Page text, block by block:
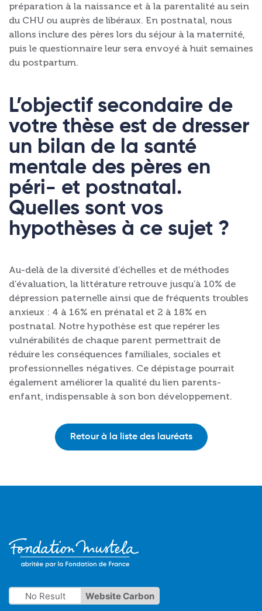
préparation à la naissance et à la parentalité au sein
du CHU ou auprès de libéraux. En postnatal, nous
allons inclure des pères lors du séjour à la maternité,
puis le questionnaire leur sera envoyé à huit semaines
du postpartum.
L’objectif secondaire de
votre thèse est de dresser
un bilan de la santé
mentale des pères en
péri- et postnatal.
Quelles sont vos
hypothèses à ce sujet ?
Au-delà de la diversité d’échelles et de méthodes
d’évaluation, la littérature retrouve jusqu’à 10% de
dépression paternelle ainsi que de fréquents troubles
anxieux : 4 à 16% en prénatal et 2 à 18% en
postnatal. Notre hypothèse est que repérer les
vulnérabilités de chaque parent permettrait de
réduire les conséquences familiales, sociales et
professionnelles négatives. Ce dépistage pourrait
également améliorer la qualité du lien parents-
enfant, indispensable à son bon développement.
Retour à la liste des lauréats
No Result Website Carbon